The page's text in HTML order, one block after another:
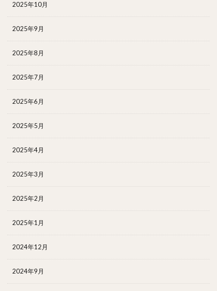
2025年10月
2025年9月
2025年8月
2025年7月
2025年6月
2025年5月
2025年4月
2025年3月
2025年2月
2025年1月
2024年12月
2024年9月